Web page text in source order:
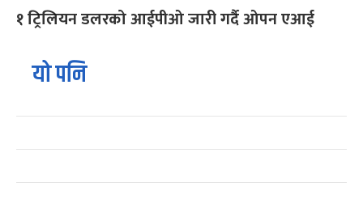
१ ट्रिलियन डलरको आईपीओ जारी गर्दै ओपन एआई
यो पनि